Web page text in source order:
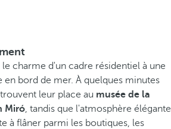
le charme d'un cadre résidentiel à une
en bord de mer. À quelques minutes
leur place au musée de la
Miró, tandis que l'atmosphère élégante
à flâner parmi les boutiques, les